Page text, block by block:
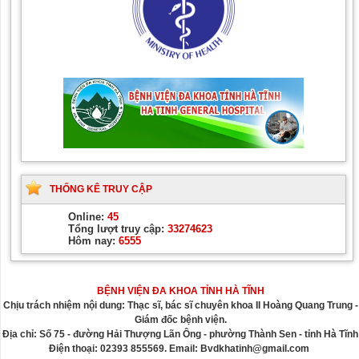
THỐNG KÊ TRUY CẬP
Online: 45
Tổng lượt truy cập: 33274623
Hôm nay: 6555
BỆNH VIỆN ĐA KHOA TỈNH HÀ TĨNH
Chịu trách nhiệm nội dung: Thạc sĩ, bác sĩ chuyên khoa II Hoàng Quang Trung -
Giám đốc bệnh viện.
Địa chỉ: Số 75 - đường Hải Thượng Lãn Ông - phường Thành Sen - tỉnh Hà Tĩnh
Điện thoại: 02393 855569. Email: Bvdkhatinh@gmail.com